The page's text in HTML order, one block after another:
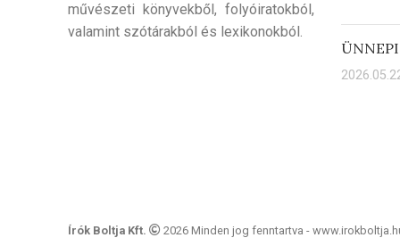
művészeti könyvekből, folyóiratokból,
valamint szótárakból és lexikonokból.
Írók Boltja Kft. 2026 Minden jog fenntartva -